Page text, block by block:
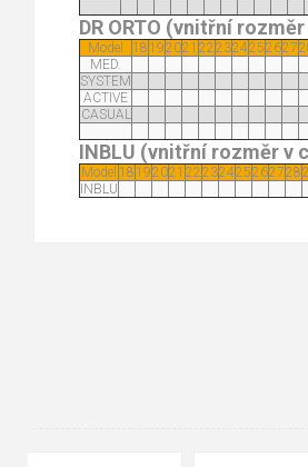
DR ORTO (vnitřní
Model 18 192021 222324252627
MED.
SYSTEM
ACTIVE
CASUAL
INBLU (vnitřní rozměr v
Model 18 192021 22232425262728
INBLU